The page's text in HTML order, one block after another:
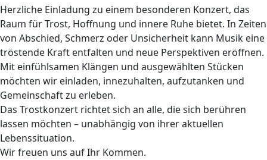
Herzliche Einladung zu einem besonderen Konzert, das
Raum für Trost, Hoffnung und innere Ruhe bietet. In Zeiten
von Abschied, Schmerz oder Unsicherheit kann Musik eine
tröstende Kraft entfalten und neue Perspektiven eröffnen.
Mit einfühlsamen Klängen und ausgewählten Stücken
möchten wir einladen, innezuhalten, aufzutanken und
Gemeinschaft zu erleben.
Das Trostkonzert richtet sich an alle, die sich berühren
lassen möchten – unabhängig von ihrer aktuellen
Lebenssituation.
Wir freuen uns auf Ihr Kommen.